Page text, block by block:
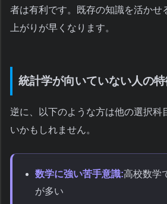
者は有利です。既存の知識を活かせ
上がりが早くなります。
統計学が向いていない人の
逆に、以下のような方は他の選択科
いかもしれません。
数学に強い苦手意識:高校数学
が多い